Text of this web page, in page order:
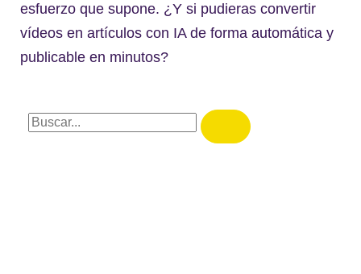
esfuerzo que supone. ¿Y si pudieras convertir
vídeos en artículos con IA de forma automática y
publicable en minutos?